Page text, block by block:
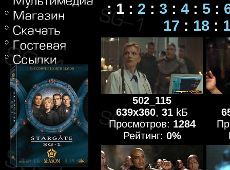
:1: 2 : 3 : 4: 5:
17 : 18:
502_115
639x360, 31 kБ
Просмотров: 1284
Рейтинг: 0%